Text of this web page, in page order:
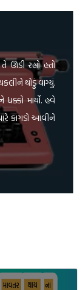
રહ્યો હતો
થોડું વાગ્યું.
માર્યો. હવે
કાગડો આવીને